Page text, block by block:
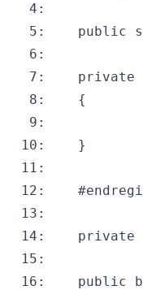
  4:
  5:
public
  6:
  7:
private
  8:
  9:
10:
11:
12:
13:
14:
private
15:
16:
public